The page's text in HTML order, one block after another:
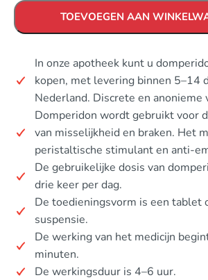
TOEVOEGEN AAN
In onze apotheek kunt u
kopen, met levering binnen 5–14
Nederland. Discrete en anonieme
Domperidon wordt gebruikt voor
van misselijkheid en braken. Het
peristaltische stimulant en anti-
De gebruikelijke dosis van
drie keer per dag.
De toedieningsvorm is een tablet
suspensie.
De werking van het medicijn
minuten.
De werkingsduur is 4–6 uur.